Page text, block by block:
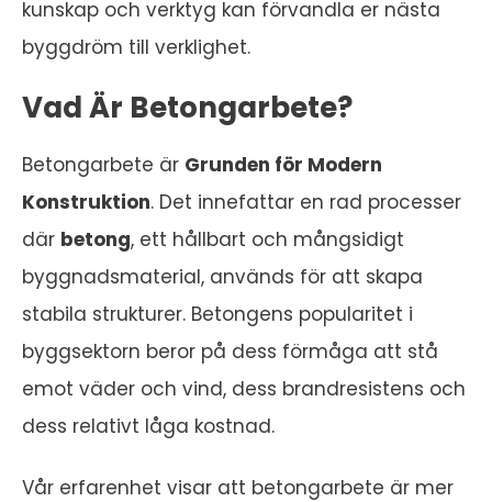
kunskap och verktyg kan förvandla er nästa
byggdröm till verklighet.
Vad Är Betongarbete?
Betongarbete är Grunden för Modern
Konstruktion. Det innefattar en rad processer
där betong, ett hållbart och mångsidigt
byggnadsmaterial, används för att skapa
stabila strukturer. Betongens popularitet i
byggsektorn beror på dess förmåga att stå
emot väder och vind, dess brandresistens och
dess relativt låga kostnad.
Vår erfarenhet visar att betongarbete är mer